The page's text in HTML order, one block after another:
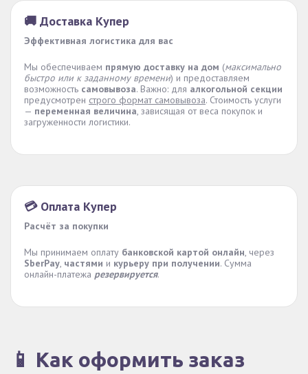
🚚 Доставка Купер
Эффективная логистика для вас
Мы обеспечиваем прямую доставку на дом (максимально
быстро или к заданному времени) и предоставляем
возможность самовывоза. Важно: для алкогольной секции
предусмотрен строго формат самовывоза. Стоимость услуги
— переменная величина, зависящая от веса покупок и
загруженности логистики.
💳 Оплата Купер
Расчёт за покупки
Мы принимаем оплату банковской картой онлайн, через
SberPay, частями и курьеру при получении. Сумма
онлайн-платежа резервируется.
📱 Как оформить заказ